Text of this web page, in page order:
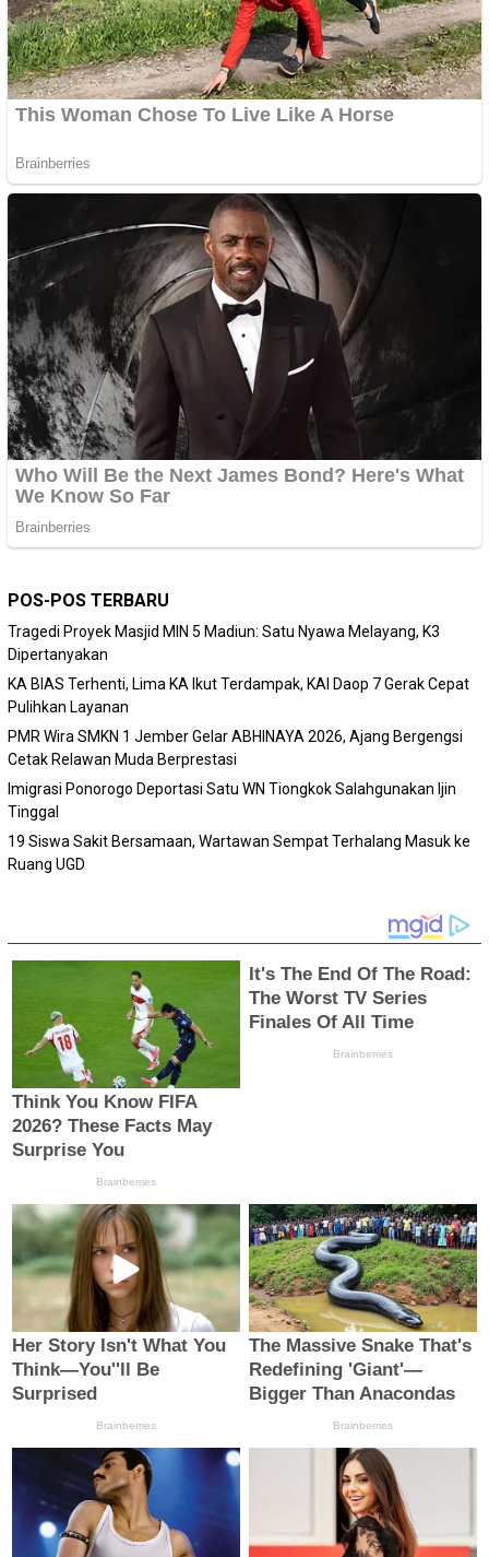
POS-POS TERBARU
Tragedi Proyek Masjid MIN 5 Madiun: Satu Nyawa Melayang, K3
Dipertanyakan
KA BIAS Terhenti, Lima KA Ikut Terdampak, KAI Daop 7 Gerak Cepat
Pulihkan Layanan
PMR Wira SMKN 1 Jember Gelar ABHINAYA 2026, Ajang Bergengsi
Cetak Relawan Muda Berprestasi
Imigrasi Ponorogo Deportasi Satu WN Tiongkok Salahgunakan Ijin
Tinggal
19 Siswa Sakit Bersamaan, Wartawan Sempat Terhalang Masuk ke
Ruang UGD